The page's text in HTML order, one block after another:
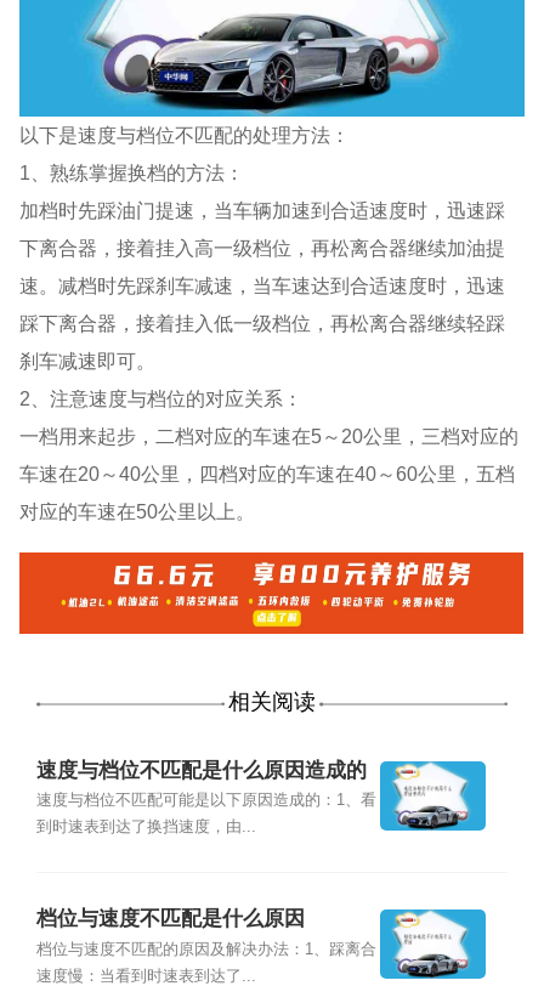
以下是速度与档位不匹配的处理方法：
1、熟练掌握换档的方法：
加档时先踩油门提速，当车辆加速到合适速度时，迅速踩
下离合器，接着挂入高一级档位，再松离合器继续加油提
速。减档时先踩刹车减速，当车速达到合适速度时，迅速
踩下离合器，接着挂入低一级档位，再松离合器继续轻踩
刹车减速即可。
2、注意速度与档位的对应关系：
一档用来起步，二档对应的车速在5～20公里，三档对应的
车速在20～40公里，四档对应的车速在40～60公里，五档
对应的车速在50公里以上。
相关阅读
速度与档位不匹配是什么原因造成的
速度与档位不匹配可能是以下原因造成的：1、看
到时速表到达了换挡速度，由...
档位与速度不匹配是什么原因
档位与速度不匹配的原因及解决办法：1、踩离合
速度慢：当看到时速表到达了...